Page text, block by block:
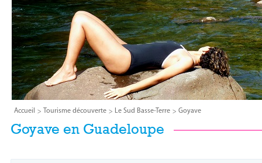
Accueil Tourisme découverte Le Sud Basse-Terre Goyave
Goyave en Guadeloupe